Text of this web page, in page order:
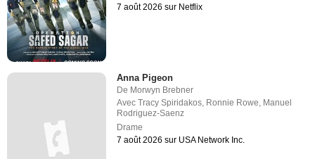
7 août 2026 sur Netflix
Anna Pigeon
De Morwyn Brebner
AvecTracy Spiridakos, Ronnie Rowe, Manuel
Rodriguez-Saenz
Drame
7 août 2026 sur USA Network Inc.